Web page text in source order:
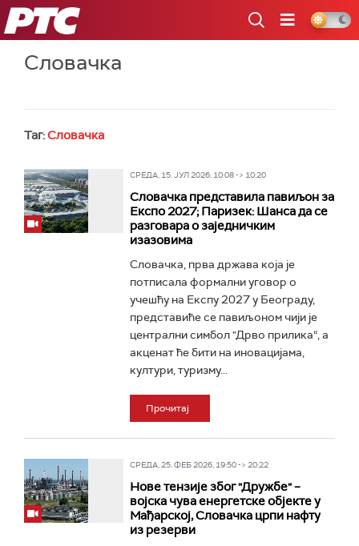
РТС
Словачка
Таг:Словачка
СРЕДА, 15. ЈУЛ 2026, 10:08 -> 10:20
Словачка представила павиљон за
Експо 2027; Паризек: Шанса да се
разговара о заједничким
изазовима
Словачка, прва држава која је
потписала формални уговор о
учешћу на Експу 2027 у Београду,
представиће се павиљоном чији је
централни симбол "Дрво прилика“, а
акценат ће бити на иновацијама,
култури, туризму...
Прочитај
СРЕДА, 25. ФЕБ 2026, 19:50 -> 20:22
Нове тензије због "Дружбе" –
војска чува енергетске објекте у
Мађарској, Словачка црпи нафту
из резерви